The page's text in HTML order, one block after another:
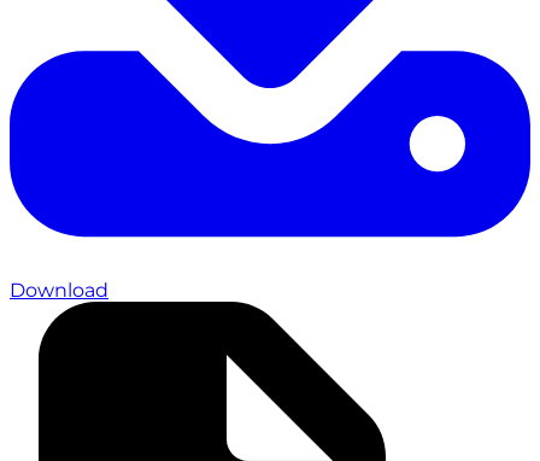
Download